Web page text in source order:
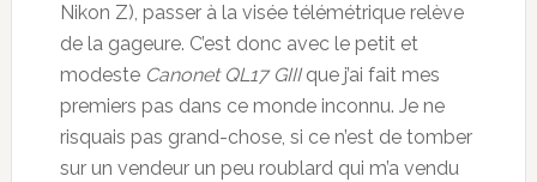
Nikon Z), passer à la visée télémétrique relève
de la gageure. C’est donc avec le petit et
modeste Canonet QL17 GIIIque j’ai fait mes
premiers pas dans ce monde inconnu. Je ne
risquais pas grand-chose, si ce n’est de tomber
sur un vendeur un peu roublard qui m’a vendu